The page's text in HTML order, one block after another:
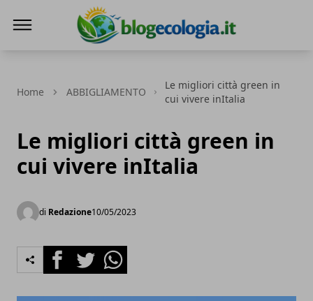
Home ABBIGLIAMENTO
Le migliori città green in
cui vivere inItalia
Le migliori città green in
cui vivere inItalia
di Redazione10/05/2023
FacebookTwitterWhatsapp